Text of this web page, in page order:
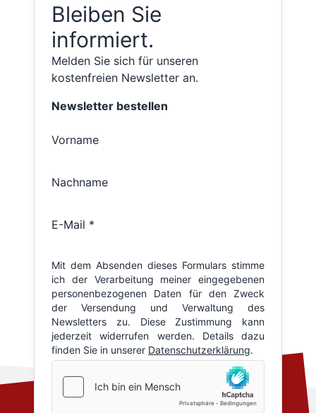
Bleiben Sie
informiert.
Melden Sie sich für unseren
kostenfreien Newsletter an.